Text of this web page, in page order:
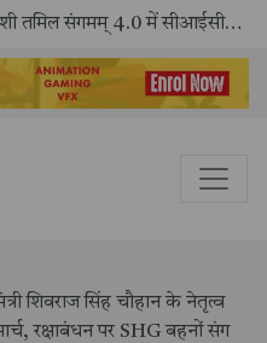
काशी तमिल संगमम् 4.0 में सीआईसीटी का स्टॉल बना तमिल भाषा और संस्कृति का केंद्र, ‘तमिल करकलाम’ से सीखना हुआ सरल
शिवराज सिंह चौहान के नेतृत्व
रक्षाबंधन पर SHG बहनों संग